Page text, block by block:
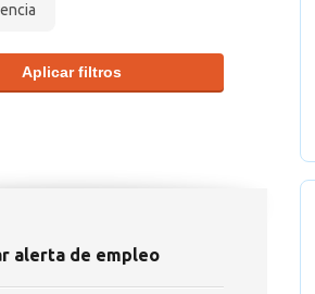
Aplicar filtros
alerta de empleo